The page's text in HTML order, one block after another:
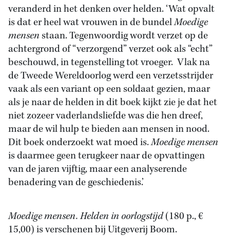
veranderd in het denken over helden. ‘Wat opvalt
is dat er heel wat vrouwen in de bundelMoedige
mensen staan. Tegenwoordig wordt verzet op de
achtergrond of “verzorgend” verzet ook als “echt”
beschouwd, in tegenstelling tot vroeger. Vlak na
de Tweede Wereldoorlog werd een verzetsstrijder
vaak als een variant op een soldaat gezien, maar
als je naar de helden in dit boek kijkt zie je dat het
niet zozeer vaderlandsliefde was die hen dreef,
maar de wil hulp te bieden aan mensen in nood.
Dit boek onderzoekt wat moed is.Moedige mensen
is daarmee geen terugkeer naar de opvattingen
van de jaren vijftig, maar een analyserende
benadering van de geschiedenis.’
Moedige mensen. Helden in oorlogstijd(180 p., €
15,00) is verschenen bij Uitgeverij Boom.